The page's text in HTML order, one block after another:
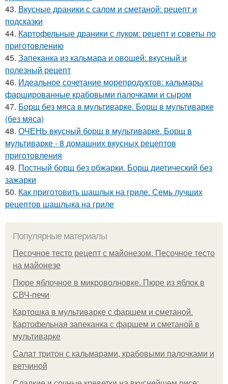
43. Вкусные драники с салом и сметаной: рецепт и
подсказки
44. Картофельные драники с луком: рецепт и советы по
приготовлению
45. Запеканка из кальмара и овощей: вкусный и
полезный рецепт
46. Идеальное сочетание морепродуктов: кальмары
фаршированные крабовыми палочками и сыром
47. Борщ без мяса в мультиварке. Борщ в мультиварке
(без мяса)
48. ОЧЕНЬ вкусный борщ в мультиварке. Борщ в
мультиварке - 8 домашних вкусных рецептов
приготовления
49. Постный борщ без обжарки. Борщ диетический без
зажарки
50. Как приготовить шашлык на гриле. Семь лучших
рецептов шашлыка на гриле
Популярные материалы
Песочное тесто рецепт с майонезом. Песочное тесто
на майонезе
Пюре яблочное в микроволновке. Пюре из яблок в
СВЧ-печи
Картошка в мультиварке с фаршем и сметаной.
Картофельная запеканка с фаршем и сметаной в
мультиварке
Салат тритон с кальмарами, крабовыми палочками и
ветчиной